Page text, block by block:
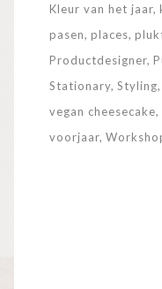
Kleur van het jaar
pasen places
Productdesigner
Stationary Styling
vegan cheesecake
voorjaar